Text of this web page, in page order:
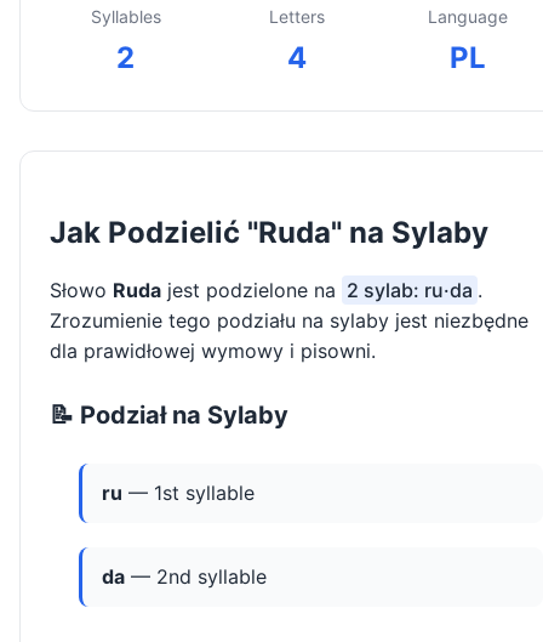
Syllables
2
Letters
4
Language
PL
Jak Podzielić "Ruda" na Sylaby
Słowo Ruda jest podzielone na 2 sylab: ru·da .
Zrozumienie tego podziału na sylaby jest niezbędne
dla prawidłowej wymowy i pisowni.
📝 Podział na Sylaby
ru — 1st syllable
da — 2nd syllable